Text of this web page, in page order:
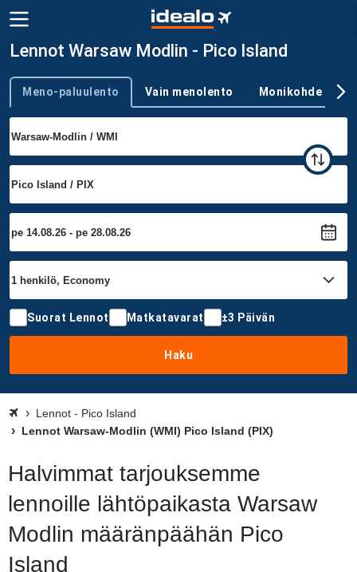
Lennot Warsaw Modlin - Pico Island
Trip type
Meno-paluulento Vain menolento Monikohde
Suorat Lennot Matkatavarat ±3 Päivän
Haku
Lennot - Pico Island
Lennot Warsaw-Modlin (WMI) Pico Island (PIX)
Halvimmat tarjouksemme
lennoille lähtöpaikasta Warsaw
Modlin määränpäähän Pico
Island